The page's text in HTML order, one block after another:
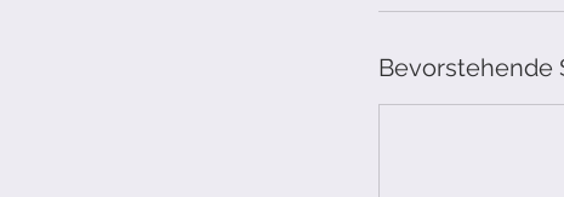
Bevorstehende